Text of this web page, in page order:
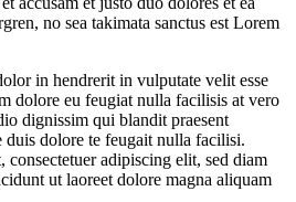
no sea takimata sanctus est Lorem
in hendrerit in vulputate velit esse
dolore eu feugiat nulla facilisis at vero
dignissim qui blandit praesent
dolore te feugait nulla facilisi.
adipiscing elit, sed diam
ut laoreet dolore magna aliquam